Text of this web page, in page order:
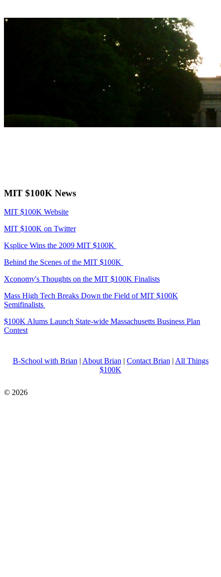
MIT $100K News
MIT $100K Website
MIT $100K on Twitter
Ksplice Wins the 2009 MIT $100K
Behind the Scenes of the MIT $100K
Xconomy's Thoughts on the MIT $100K Finalists
Mass High Tech Breaks Down the Field of MIT $100K
Semifinalists
$100K Alums Launch State-wide Massachusetts Business Plan
Contest
B-School with Brian| About Brian| Contact Brian| All Things
$100K
© 2026